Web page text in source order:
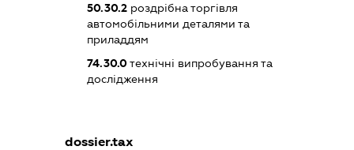
50.30.2роздрібна торгівля
автомобільними деталями та
приладдям
74.30.0технічні випробування та
дослідження
dossier.tax